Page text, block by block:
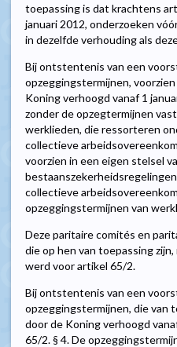
toepassing is dat krachtens
januari 2012, onderzoeken
in dezelfde verhouding als
Bij ontstentenis van een
opzeggingstermijnen,
Koning verhoogd vanaf 1
zonder de opzegtermijnen
werklieden, die ressorteren
collectieve
voorzien in een eigen stelsel
collectieve
opzeggingstermijnen van
Deze paritaire comités en
die op hen van toepassing
werd voor artikel 65/2.
Bij ontstentenis van een
opzeggingstermijnen, die van
door de Koning verhoogd
65/2. § 4. De